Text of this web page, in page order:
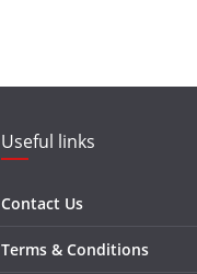
Useful links
Contact Us
Terms & Conditions